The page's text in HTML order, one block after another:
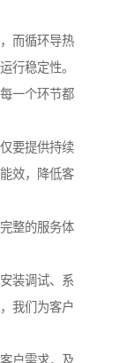
而循环导热
行稳定性。
一个环节都
要提供持续
效，降低客
整的服务体
装调试、系
我们为客户